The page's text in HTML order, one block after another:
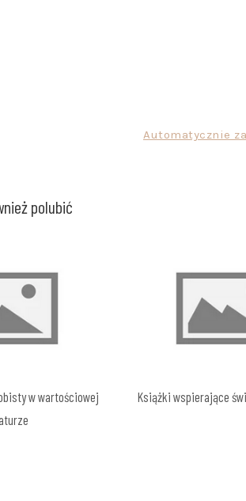
Automatycznie
polubić
w wartościowej
Książki wspierające